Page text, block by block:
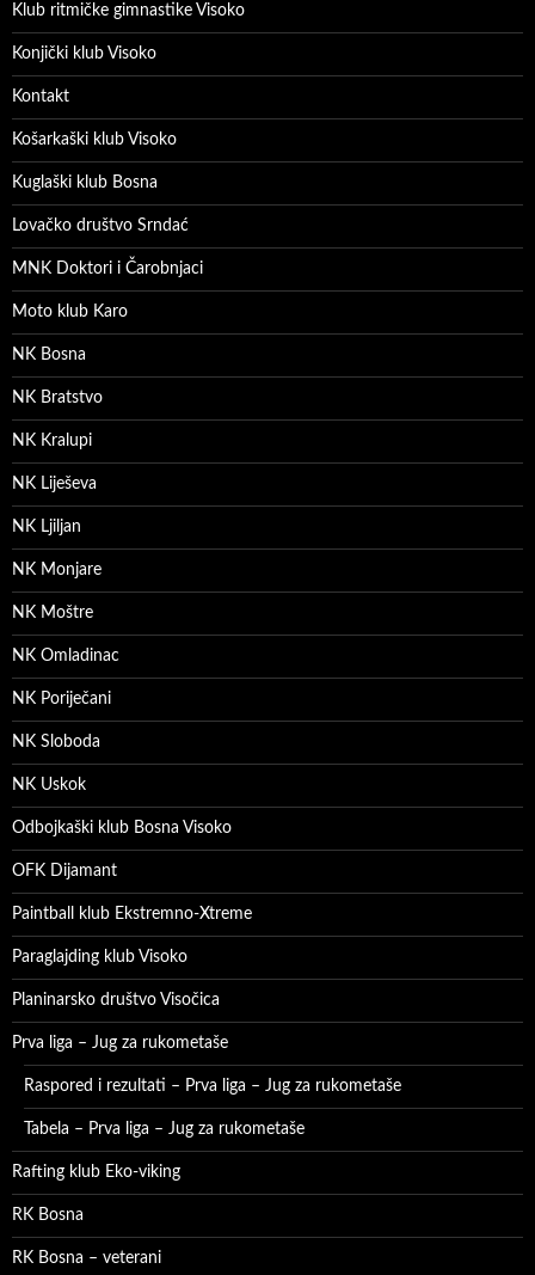
Klub ritmičke gimnastike Visoko
Konjički klub Visoko
Kontakt
Košarkaški klub Visoko
Kuglaški klub Bosna
Lovačko društvo Srndać
MNK Doktori i Čarobnjaci
Moto klub Karo
NK Bosna
NK Bratstvo
NK Kralupi
NK Liješeva
NK Ljiljan
NK Monjare
NK Moštre
NK Omladinac
NK Poriječani
NK Sloboda
NK Uskok
Odbojkaški klub Bosna Visoko
OFK Dijamant
Paintball klub Ekstremno-Xtreme
Paraglajding klub Visoko
Planinarsko društvo Visočica
Prva liga – Jug za rukometaše
Raspored i rezultati – Prva liga – Jug za rukometaše
Tabela – Prva liga – Jug za rukometaše
Rafting klub Eko-viking
RK Bosna
RK Bosna – veterani